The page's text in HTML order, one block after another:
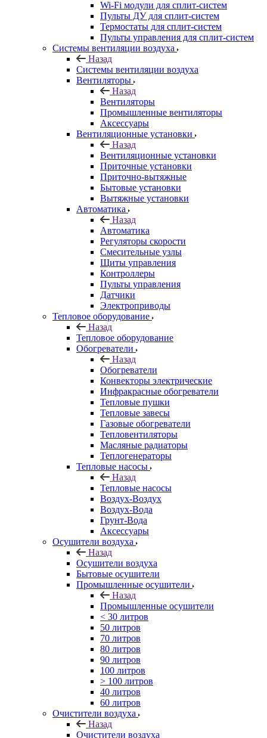
Wi-Fi модули для сплит-систем
Пульты ДУ для сплит-систем
Термостаты для сплит-систем
Пульты управления для сплит-систем
Системы вентиляции воздуха
Назад
Системы вентиляции воздуха
Вентиляторы
Назад
Вентиляторы
Промышленные вентиляторы
Аксессуары
Вентиляционные установки
Назад
Вентиляционные установки
Приточные установки
Приточно-вытяжные
Бытовые установки
Вытяжные установки
Автоматика
Назад
Автоматика
Регуляторы скорости
Смесительные узлы
Щиты управления
Контроллеры
Пульты управления
Датчики
Электроприводы
Тепловое оборудование
Назад
Тепловое оборудование
Обогреватели
Назад
Обогреватели
Конвекторы электрические
Инфракрасные обогреватели
Тепловые пушки
Тепловые завесы
Газовые обогреватели
Тепловентиляторы
Масляные радиаторы
Теплогенераторы
Тепловые насосы
Назад
Тепловые насосы
Воздух-Воздух
Воздух-Вода
Грунт-Вода
Аксессуары
Осушители воздуха
Назад
Осушители воздуха
Бытовые осушители
Промышленные осушители
Назад
Промышленные осушители
< 30 литров
50 литров
70 литров
80 литров
90 литров
100 литров
> 100 литров
40 литров
60 литров
Очистители воздуха
Назад
Очистители воздуха